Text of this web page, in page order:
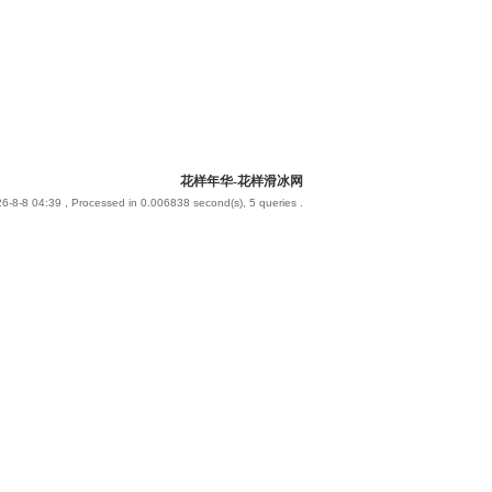
花样年华-花样滑冰网
8-8 04:39 , Processed in 0.006838 second(s), 5 queries .